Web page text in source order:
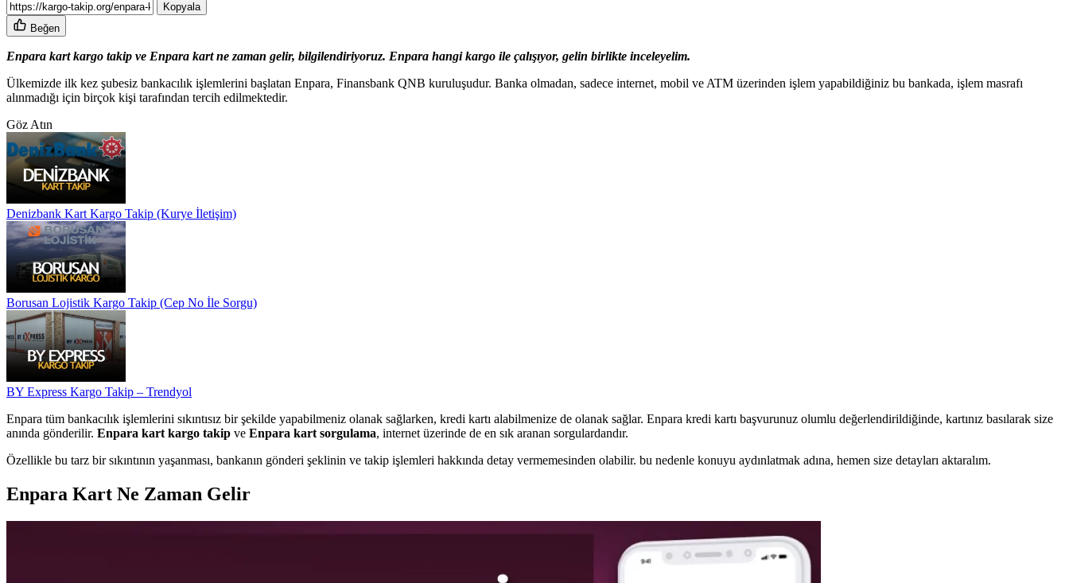
Kopyala
Beğen
Enpara kart kargo takip ve Enpara kart ne zaman gelir, bilgilendiriyoruz. Enpara hangi kargo ile çalışıyor, gelin birlikte inceleyelim.
Ülkemizde ilk kez şubesiz bankacılık işlemlerini başlatan Enpara, Finansbank QNB kuruluşudur. Banka olmadan, sadece internet, mobil ve ATM üzerinden işlem yapabildiğiniz bu bankada, işlem masrafı
alınmadığı için birçok kişi tarafından tercih edilmektedir.
Göz Atın
Denizbank Kart Kargo Takip (Kurye İletişim)
Borusan Lojistik Kargo Takip (Cep No İle Sorgu)
BY Express Kargo Takip – Trendyol
Enpara tüm bankacılık işlemlerini sıkıntısız bir şekilde yapabilmeniz olanak sağlarken, kredi kartı alabilmenize de olanak sağlar. Enpara kredi kartı başvurunuz olumlu değerlendirildiğinde, kartınız basılarak size
anında gönderilir. Enpara kart kargo takip ve Enpara kart sorgulama, internet üzerinde de en sık aranan sorgulardandır.
Özellikle bu tarz bir sıkıntının yaşanması, bankanın gönderi şeklinin ve takip işlemleri hakkında detay vermemesinden olabilir. bu nedenle konuyu aydınlatmak adına, hemen size detayları aktaralım.
Enpara Kart Ne Zaman Gelir